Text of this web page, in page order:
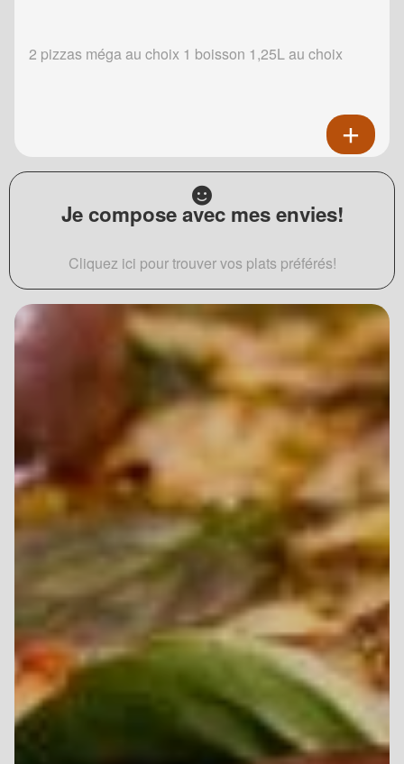
2 pizzas méga au choix 1 boisson 1,25L au choix
Je compose avec mes envies!
Cliquez ici pour trouver vos plats préférés!